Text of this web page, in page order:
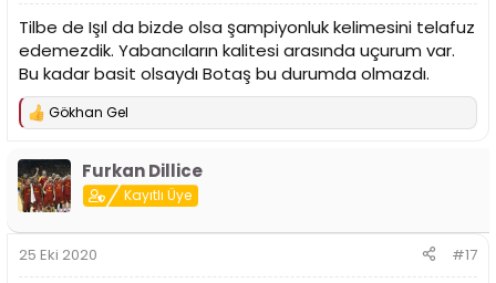
Tilbe de Işıl da bizde olsa şampiyonluk kelimesini telafuz
edemezdik. Yabancıların kalitesi arasında uçurum var.
Bu kadar basit olsaydı Botaş bu durumda olmazdı.
T
p
k
i
l
:
Gökhan Gel
Furkan Dillice
Kayıtlı Üye
25 Eki 2020 #17